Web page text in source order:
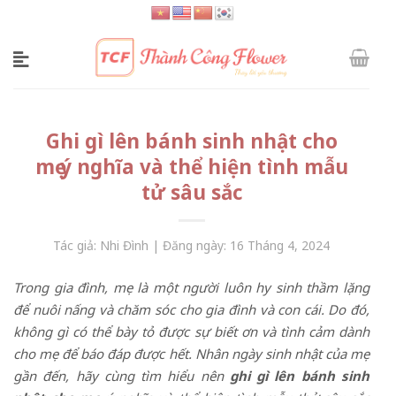
content
Ghi gì lên bánh sinh nhật cho
mẹ ý nghĩa và thể hiện tình mẫu
tử sâu sắc
Tác giả: Nhi Đình | Đăng ngày: 16 Tháng 4, 2024
Trong gia đình, mẹ là một người luôn hy sinh thầm lặng
để nuôi nấng và chăm sóc cho gia đình và con cái. Do đó,
không gì có thể bày tỏ được sự biết ơn và tình cảm dành
cho mẹ để báo đáp được hết. Nhân ngày sinh nhật của mẹ
gần đến, hãy cùng tìm hiểu nên ghi gì lên bánh sinh